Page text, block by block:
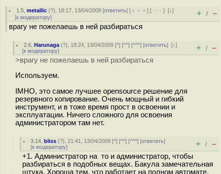
1.5 ,metallic (?), 18:17, 13/04/2009 [ответить] [ ﹢﹢﹢] [ · · ·][↓]
[к модератору] + / –
врагу не пожелаешь в ней разбираться
2.6 ,Harunaga (?), 18:24, 13/04/2009 [^] [^^] [^^^] [ответить][↓]
[к модератору] + / –
>врагу не пожелаешь в ней разбираться
Используем.
IMHO, это самое лучшее opensource решение для
резервного копирование. Очень мощный и гибкий
инструмент, и в тоже время прост в освоении и
эксплуатации. Ничего сложного для освоения
администратором там нет.
3.14 ,bliss (?), 21:41, 13/04/2009 [^] [^^] [^^^] [ответить]
[к модератору] + / –
+1. Администратор на то и администратор, чтобы
разбираться в подобных вещах. Бакула замечательная
штука. Хороша тем, что работает на полном автомате.